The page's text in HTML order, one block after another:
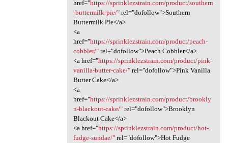
href="https://sprinklezstrain.com/product/southern
-buttermilk-pie/"rel="dofollow">Southern
Buttermilk Pie</a>
<a
href="https://sprinklezstrain.com/product/peach-
cobbler/"rel="dofollow">Peach Cobbler</a>
<a href="https://sprinklezstrain.com/product/pink-
vanilla-butter-cake/"rel="dofollow">Pink Vanilla
Butter Cake</a>
<a
href="https://sprinklezstrain.com/product/brookly
n-blackout-cake/"rel="dofollow">Brooklyn
Blackout Cake</a>
<a href="https://sprinklezstrain.com/product/hot-
fudge-sundae/"rel="dofollow">Hot Fudge